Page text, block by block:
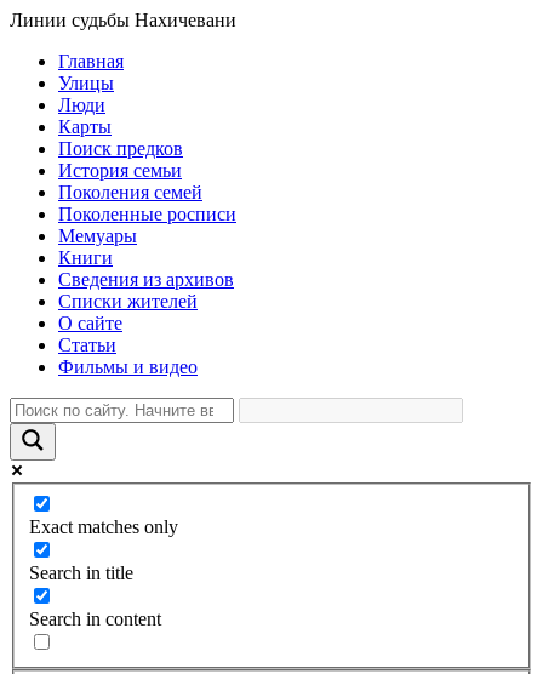
Линии судьбы Нахичевани
Главная
Улицы
Люди
Карты
Поиск предков
История семьи
Поколения семей
Поколенные росписи
Мемуары
Книги
Сведения из архивов
Списки жителей
О сайте
Статьи
Фильмы и видео
Exact matches only
Search in title
Search in content